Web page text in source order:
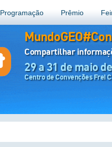
Programação Prêmio
Compartilhar
29 a 31 de maio
Centro de Convenções Frei